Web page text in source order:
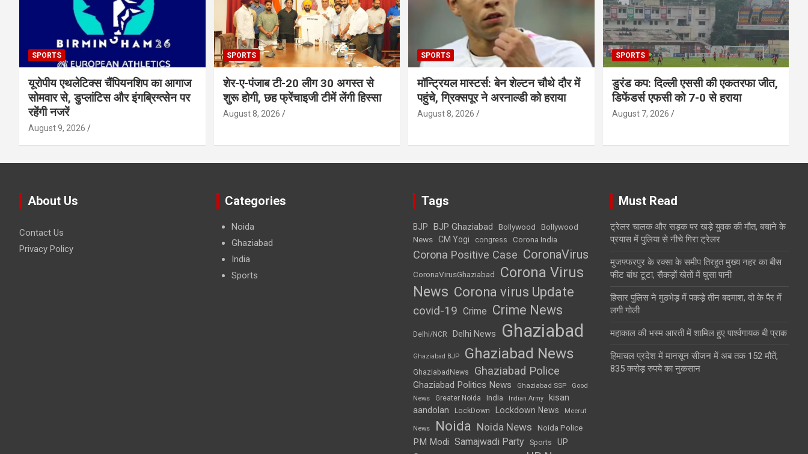
SPORTS
यूरोपीय एथलेटिक्स चैंपियनशिप का आगाज
सोमवार से, डुप्लांटिस और इंगब्रिग्त्सेन पर
रहेंगी नजरें
August 9, 2026
SPORTS
शेर-ए-पंजाब टी-20 लीग 30 अगस्त से
शुरू होगी, छह फ्रेंचाइजी टीमें लेंगी हिस्सा
August 8, 2026
SPORTS
मॉन्ट्रियल मास्टर्स: बेन शेल्टन चौथे दौर में
पहुंचे, ग्रिक्सपूर ने अरनाल्डी को हराया
August 8, 2026
SPORTS
डुरंड कप: दिल्ली एससी की एकतरफा जीत,
डिफेंडर्स एफसी को 7-0 से हराया
August 7, 2026
About Us
Contact Us
Privacy Policy
Categories
Noida
Ghaziabad
India
Sports
Tags
BJP BJP Ghaziabad Bollywood
Bollywood
News CM Yogi congress Corona India
Corona Positive Case CoronaVirus
CoronaVirusGhaziabad
Corona Virus
News Corona virus Update
covid-19 Crime Crime News
Delhi/NCR Delhi News Ghaziabad
Ghaziabad BJP Ghaziabad News
GhaziabadNews Ghaziabad Police
Ghaziabad Politics News Ghaziabad SSP
Good
News
Greater Noida India Indian Army
kisan
aandolan
LockDown Lockdown News Meerut
News Noida Noida News Noida Police
PM Modi Samajwadi Party Sports
UP
Must Read
ट्रेलर चालक और सड़क पर खड़े युवक की मौत, बचाने के
प्रयास में पुलिया से नीचे गिरा ट्रेलर
मुजफ्फरपुर के रक्सा के समीप तिरहुत मुख्य नहर का बीस
फीट बांध टूटा, सैकड़ों खेतों में घुसा पानी
हिसार पुलिस ने मुठभेड़ में पकड़े तीन बदमाश, दो के पैर में
लगी गोली
महाकाल की भस्म आरती में शामिल हुए पार्श्वगायक बी प्राक
हिमाचल प्रदेश में मानसून सीजन में अब तक 152 मौतें,
835 करोड़ रुपये का नुकसान